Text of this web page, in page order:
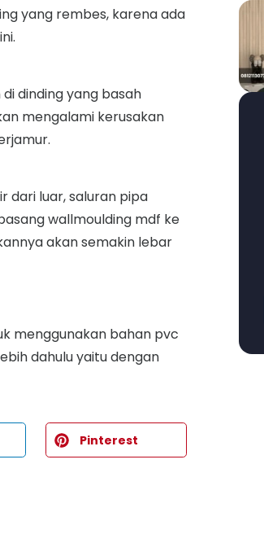
yang rembes, karena ada
dinding yang basah
mengalami kerusakan
dari luar, saluran pipa
wallmoulding mdf ke
akan semakin lebar
menggunakan bahan pvc
dahulu yaitu dengan
Pinterest